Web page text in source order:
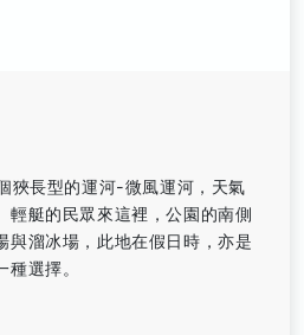
狹長型的運河-微風運河，天氣
輕艇的民眾來這裡，公園的南側
與溜冰場，此地在假日時，亦是
選擇。